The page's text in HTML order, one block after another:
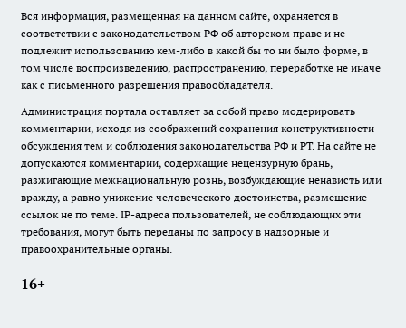
Вся информация, размещенная на данном сайте, охраняется в
соответствии с законодательством РФ об авторском праве и не
подлежит использованию кем-либо в какой бы то ни было форме, в
том числе воспроизведению, распространению, переработке не иначе
как с письменного разрешения правообладателя.
Администрация портала оставляет за собой право модерировать
комментарии, исходя из соображений сохранения конструктивности
обсуждения тем и соблюдения законодательства РФ и РТ. На сайте не
допускаются комментарии, содержащие нецензурную брань,
разжигающие межнациональную рознь, возбуждающие ненависть или
вражду, а равно унижение человеческого достоинства, размещение
ссылок не по теме. IP-адреса пользователей, не соблюдающих эти
требования, могут быть переданы по запросу в надзорные и
правоохранительные органы.
16+